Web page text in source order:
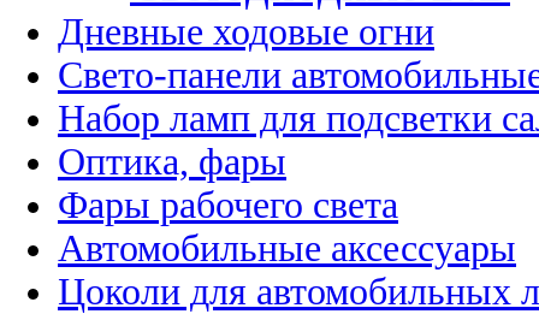
Дневные ходовые огни
Свето-панели
Набор ламп для подсветки
Оптика, фары
Фары рабочего света
Автомобильные аксессуары
Цоколи для автомобильных